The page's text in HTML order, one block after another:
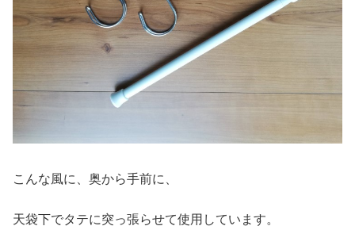
こんな風に、奥から手前に、
天袋下でタテに突っ張らせて使用しています。